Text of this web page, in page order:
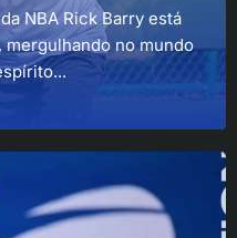
NBA Rick Barry está
no mundo